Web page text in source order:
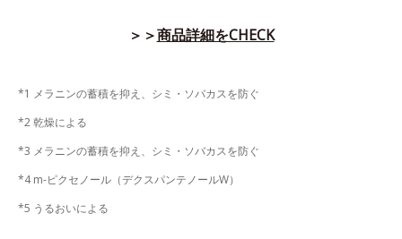
＞＞商品詳細をCHECK
*1 メラニンの蓄積を抑え、シミ・ソバカスを防ぐ
*2 乾燥による
*3 メラニンの蓄積を抑え、シミ・ソバカスを防ぐ
*4 m-ピクセノール（デクスパンテノールW）
*5 うるおいによる